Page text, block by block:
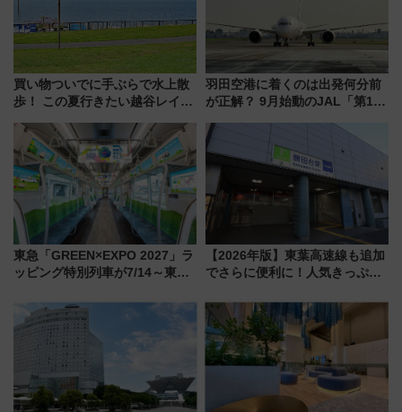
買い物ついでに手ぶらで水上散
歩！ この夏行きたい越谷レイク
ア「LAKESIDE PARK」（埼玉
県越谷市）
羽田空港に着くのは出発何分前
が正解？ 9月始動のJAL「第1タ
歩1キロ超え！ 知っておきたい
変更点まとめ
東急「GREEN×EXPO 2027」ラ
ッピング特別列車が7/14～東
ー！ 注目の編成やデザインまと
め
【2026年版】東葉高速線も追加
でさらに便利に！人気きっぷ
今年も発売 秋・早春に千葉県を
巡るなら使い勝手・コスパ抜群